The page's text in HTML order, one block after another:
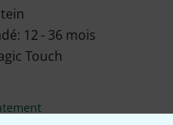
12 - 36 mois
Touch